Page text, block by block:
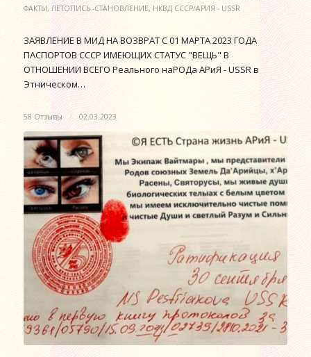
ФАКТЫ,ЛЕТОПИСЬ -СТАНОВЛЕНИЕ,НКВД СССР/АРИЯ - USSR
ЗАЯВЛЕНИЕ В МИД НА ВОЗВРАТ С 01 МАРТА 2023 ГОДА
ПАСПОРТОВ СССР ИМЕЮЩИХ СТАТУС "ВЕЩЬ" В
ОТНОШЕНИИ ВСЕГО Реального наРОДа АРиЯ - USSR в
Этническом…
58 Отзывы / 02.03.2023